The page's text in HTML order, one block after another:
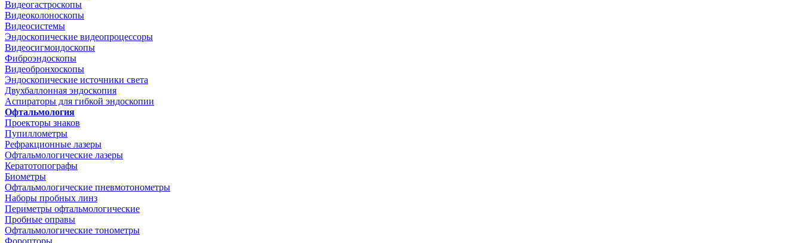
Видеогастроскопы
Видеоколоноскопы
Видеосистемы
Эндоскопические видеопроцессоры
Видеосигмоидоскопы
Фиброэндоскопы
Видеобронхоскопы
Эндоскопические источники света
Двухбаллонная эндоскопия
Аспираторы для гибкой эндоскопии
Офтальмология
Проекторы знаков
Пупиллометры
Рефракционные лазеры
Офтальмологические лазеры
Кератотопографы
Биометры
Офтальмологические пневмотонометры
Наборы пробных линз
Периметры офтальмологические
Пробные оправы
Офтальмологические тонометры
Форопторы